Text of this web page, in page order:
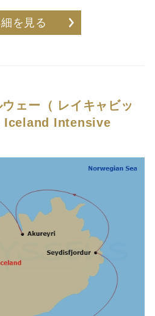
を見る
ェー（ レイキャビッ
Iceland Intensive